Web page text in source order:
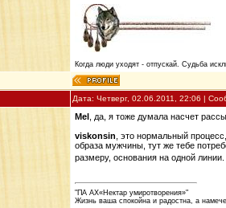
Когда люди уходят - отпускай. Судьба
Дата: Четверг, 02.06.2011, 22:06 |
Mel
, да, я тоже думала насчет
viskonsin , это нормальный
образа мужчины, тут же тебе
размеру, основания на одной
"ПА АХ«Нектар умиротворения»"
Жизнь ваша спокойна и радостна, а